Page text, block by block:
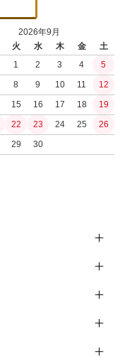
2026年9月
火 水 木 金
土
1
2 3 4
5
8 9 10 11
12
15 16 17 18
19
22 23 24 25
26
29 30